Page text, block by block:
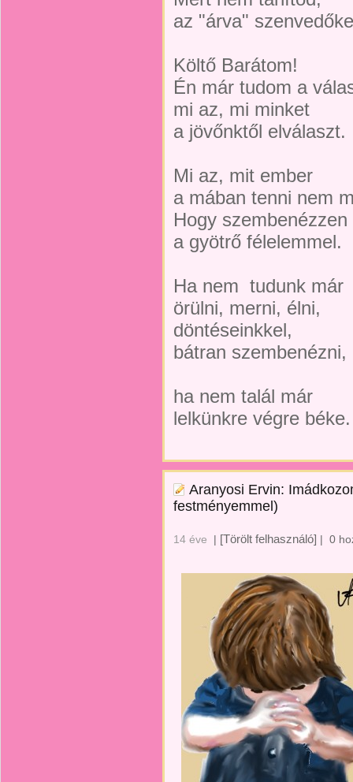
az "árva"
Költő Barátom!
Én már tudom a
mi az, mi minket
a jövőnktől elválaszt.
Mi az, mit ember
a mában tenni nem
Hogy szembenézzen
a gyötrő félelemmel.
Ha nem tudunk már
örülni, merni, élni,
döntéseinkkel,
bátran szembenézni,
ha nem talál már
lelkünkre végre béke.
Aranyosi Ervin:
festményemmel)
14 éve | [Törölt felhasználó] | 0